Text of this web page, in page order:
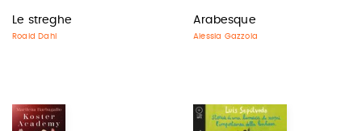
Le streghe
Roald Dahl
Arabesque
Alessia Gazzola